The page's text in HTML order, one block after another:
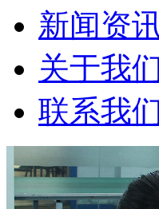
新闻资
关于我们
联系我们